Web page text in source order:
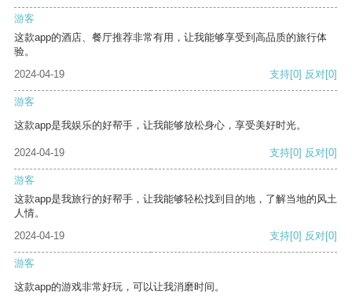
游客
这款app的酒店、餐厅推荐非常有用，让我能够享受到高品质的旅行体
验。
2024-04-19
支持[0] 反对[0]
游客
这款app是我娱乐的好帮手，让我能够放松身心，享受美好时光。
2024-04-19 支持[0] 反对[0]
游客
这款app是我旅行的好帮手，让我能够轻松找到目的地，了解当地的风土
人情。
2024-04-19
支持[0] 反对[0]
游客
这款app的游戏非常好玩，可以让我消磨时间。